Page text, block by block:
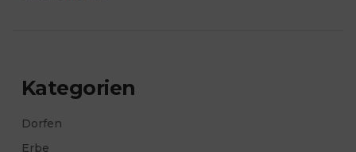
Kategorien
Dorfen
Erbe